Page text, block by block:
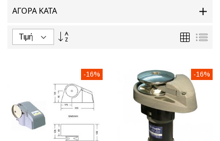
ΑΓΟΡΆ ΚΑΤΆ
Φθίνουσα
Πλέγμα
-16% -16%